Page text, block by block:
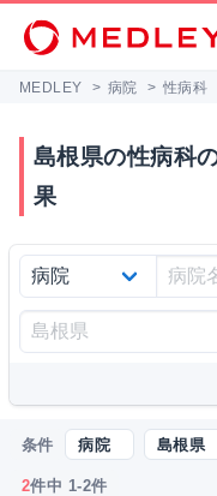
MEDLEY > 病院 > 性病科
島根県の性病科
果
条件 病院 島根県
2件中 1-2件